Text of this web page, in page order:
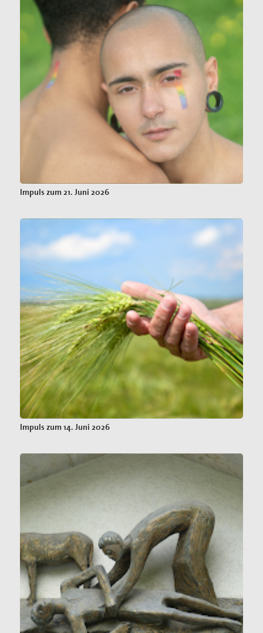
Impuls zum 21. Juni 2026
Impuls zum 14. Juni 2026